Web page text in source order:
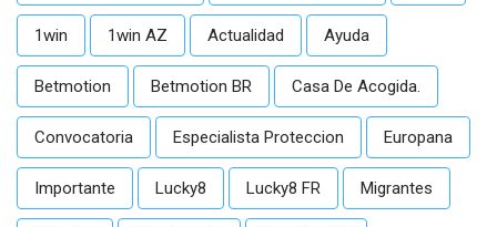
1win 1win AZ Actualidad Ayuda
Betmotion Betmotion BR Casa De Acogida.
Convocatoria Especialista Proteccion Europana
Importante Lucky8 Lucky8 FR Migrantes